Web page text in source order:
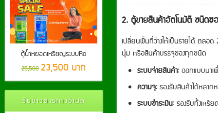
ตู้น้ำหยอดเหรียญระบบRo
25,500 23,500 บาท
รับข่าวสารทางอีเมล
2. ตู้ขายสินค้าอัตโนมัติ ชนิด
เปลี่ยนพื้นที่ว่างให้เป็นรายได้ ตลอ
นุ่ม หรือสินค้าบรรจุซองทุกชนิด
ระบบจ่ายสินค้า: ออกแบบมาเ
ความจุ: รองรับสินค้าได้หลาก
ระบบชำระเงิน: รองรับทั้งเหรี